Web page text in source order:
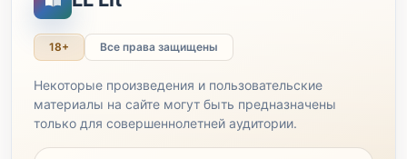
18+ Все права защищены
Некоторые произведения и пользовательские
материалы на сайте могут быть предназначены
только для совершеннолетней аудитории.